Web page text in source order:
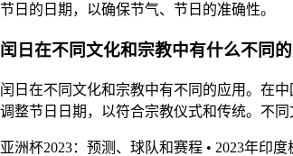
节日的日期，以确保节气、节日的准确性。
闰日在不同文化和宗教中有什么不同的
闰日在不同文化和宗教中有不同的应用。在
调整节日日期，以符合宗教仪式和传统。不
亚洲杯2023：预测、球队和赛程 • 2023年印